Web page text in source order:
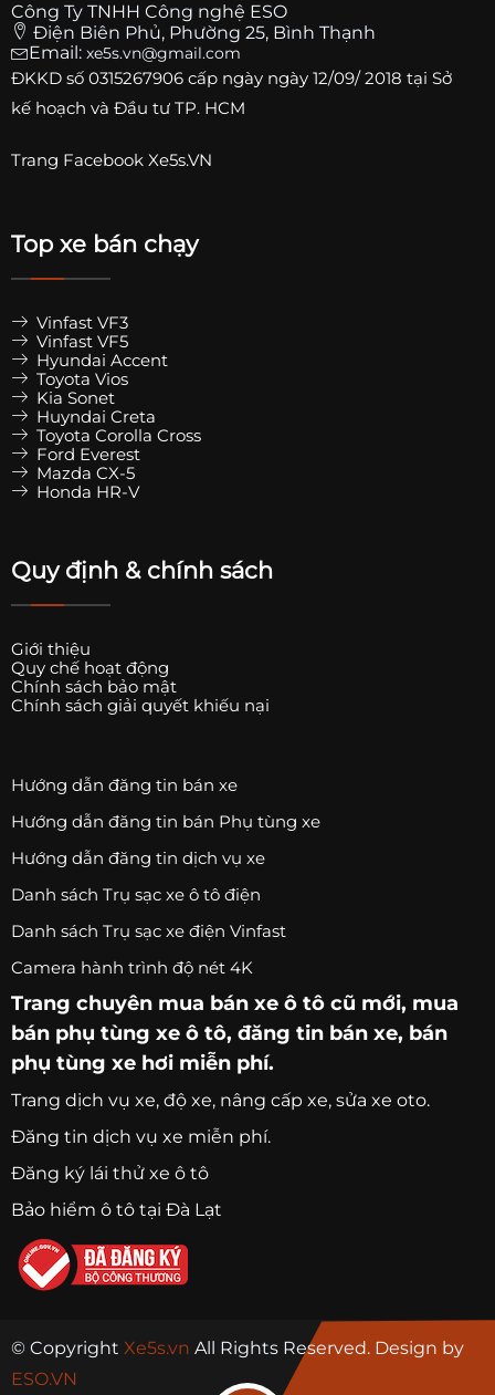
Công Ty TNHH Công nghệ ESO
Điện Biên Phủ, Phường 25, Bình Thạnh
Email: xe5s.vn@gmail.com
ĐKKD số 0315267906 cấp ngày ngày 12/09/ 2018 tại Sở
kế hoạch và Đầu tư TP. HCM
Trang Facebook Xe5s.VN
Top xe bán chạy
Vinfast VF3
Vinfast VF5
Hyundai Accent
Toyota Vios
Kia Sonet
Huyndai Creta
Toyota Corolla Cross
Ford Everest
Mazda CX-5
Honda HR-V
Quy định & chính sách
Giới thiệu
Quy chế hoạt động
Chính sách bảo mật
Chính sách giải quyết khiếu nại
Hướng dẫn đăng tin bán xe
Hướng dẫn đăng tin bán Phụ tùng xe
Hướng dẫn đăng tin dịch vụ xe
Danh sách Trụ sạc xe ô tô điện
Danh sách Trụ sạc xe điện Vinfast
Camera hành trình độ nét 4K
Trang chuyên mua bán xe ô tô cũ mới, mua
bán phụ tùng xe ô tô, đăng tin bán xe, bán
phụ tùng xe hơi miễn phí.
Trang dịch vụ xe, độ xe, nâng cấp xe, sửa xe oto.
Đăng tin dịch vụ xe miễn phí.
Đăng ký lái thử xe ô tô
Bảo hiểm ô tô tại Đà Lạt
© Copyright Xe5s.vn All Rights Reserved. Design by
ESO.VN